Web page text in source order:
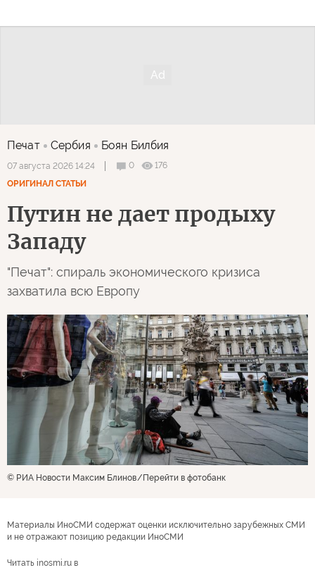
Печат Сербия Боян Билбия
07 августа 2026 14:24 0
176
ОРИГИНАЛ СТАТЬИ
Путин не дает продыху
Западу
"Печат": спираль экономического кризиса
захватила всю Европу
© РИА Новости Максим Блинов Перейти в фотобанк
Материалы ИноСМИ содержат оценки исключительно зарубежных СМИ
и не отражают позицию редакции ИноСМИ
Читать inosmi.ru в